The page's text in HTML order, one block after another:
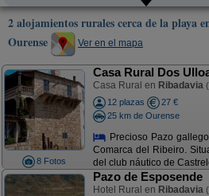
2 alojamientos rurales cerca de la playa
Ourense
Ver en el mapa
8 Fotos
Casa Rural Dos
Casa Rural en Ribadavia
12 plazas
27 €
25 km de Ourense
Precioso Pazo
Comarca del Ribeiro.
del club náutico de
Pazo de Esposende
Hotel Rural en Ribadavia